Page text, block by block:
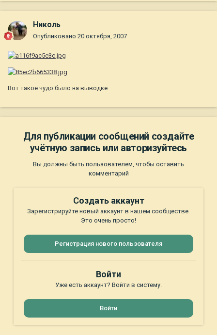
Николь
Опубликовано 20 октября, 2007
Вот такое чудо было на выводке
Для публикации сообщений создайте
учётную запись или авторизуйтесь
Вы должны быть пользователем, чтобы оставить
комментарий
Создать аккаунт
Зарегистрируйте новый аккаунт в нашем сообществе.
Это очень просто!
Регистрация нового пользователя
Войти
Уже есть аккаунт? Войти в систему.
Войти